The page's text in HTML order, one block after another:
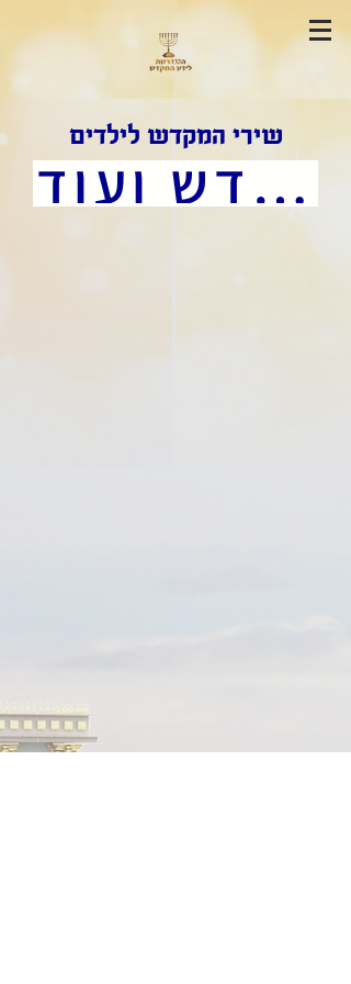
שירי המקדש לילדים
לדפי צביעה , סיפורי מקדש ועוד